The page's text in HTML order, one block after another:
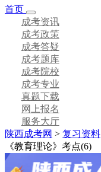
首页
成考资讯
成考政策
成考答疑
成考题库
成考院校
成考专业
真题下载
网上报名
服务大厅
陕西成考网 > 复习资料
《教育理论》考点(6)